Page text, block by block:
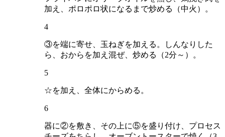
加え、ポロポロ状になるまで炒める（中火）。
4
③を端に寄せ、玉ねぎを加える。しんなりした
ら、おからを加え混ぜ、炒める（2分～）。
5
☆を加え、全体にからめる。
6
器に②を敷き、その上に⑤を盛り付け、プロセス